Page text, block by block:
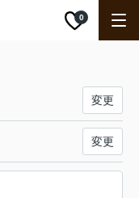
0
変更
変更